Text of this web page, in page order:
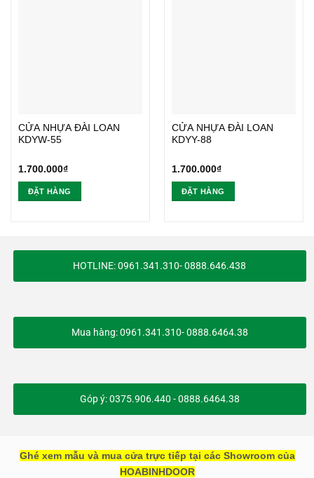
CỬA NHỰA ĐÀI LOAN
KDYW-55
1.700.000₫
ĐẶT HÀNG
CỬA NHỰA ĐÀI LOAN
KDYY-88
1.700.000₫
ĐẶT HÀNG
HOTLINE: 0961.341.310- 0888.646.438
Mua hàng: 0961.341.310- 0888.6464.38
Góp ý: 0375.906.440 - 0888.6464.38
Ghé xem mẫu và mua cửa trực tiếp tại các Showroom của
HOABINHDOOR